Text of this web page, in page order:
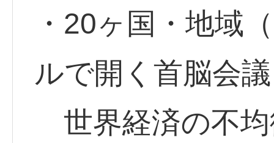
・20ヶ国・地域
ルで開く首脳会
世界経済の不均